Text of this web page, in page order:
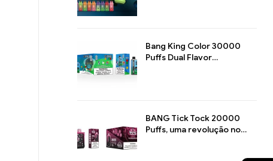
Bang King Color 30000
Puffs Dual Flavor
BANG Tick Tock 20000
Puffs, uma revolução no